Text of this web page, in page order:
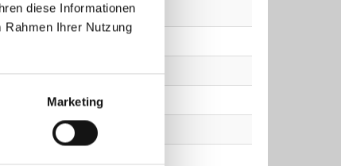
diese Informationen
Rahmen Ihrer Nutzung
Marketing